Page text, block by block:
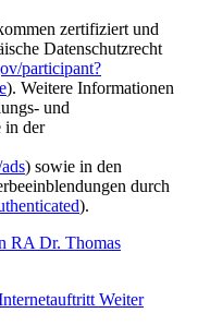
zertifiziert und
Datenschutzrecht
participant?
). Weitere Informationen
und
in der
) sowie in den
durch
).
RA Dr. Thomas
Weiter